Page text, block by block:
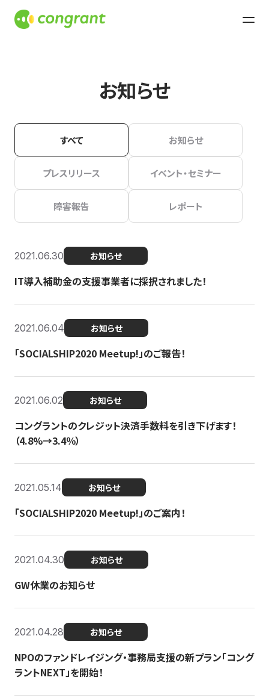
お知らせ
すべて お知らせ
プレスリリース イベント・セミナー
障害報告 レポート
2021.06.30 お知らせ
IT導入補助金の支援事業者に採択されました！
2021.06.04 お知らせ
「SOCIALSHIP2020 Meetup!」のご報告！
2021.06.02 お知らせ
コングラントのクレジット決済手数料を引き下げます！
（4.8%→3.4％）
2021.05.14 お知らせ
「SOCIALSHIP2020 Meetup!」のご案内！
2021.04.30 お知らせ
GW休業のお知らせ
2021.04.28 お知らせ
NPOのファンドレイジング・事務局支援の新プラン「コング
ラントNEXT」を開始！